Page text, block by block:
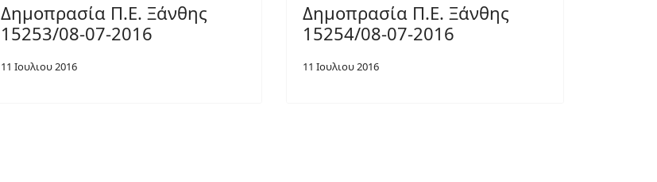
Δημοπρασία Π.Ε. Ξάνθης
15253/08-07-2016
11 Ιουλιου 2016
Δημοπρασία Π.Ε. Ξάνθης
15254/08-07-2016
11 Ιουλιου 2016